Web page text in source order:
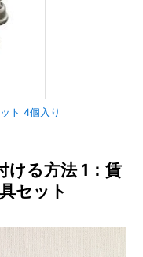
ト 4個入り
ける方法 1：賃
セット